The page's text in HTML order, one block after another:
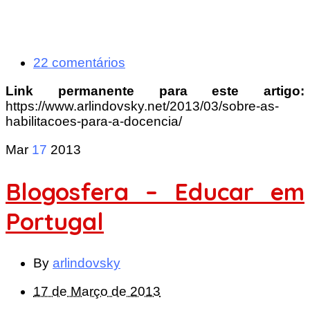
22 comentários
Link permanente para este artigo:
https://www.arlindovsky.net/2013/03/sobre-as-
habilitacoes-para-a-docencia/
Mar 17 2013
Blogosfera – Educar em
Portugal
By arlindovsky
17 de Março de 2013